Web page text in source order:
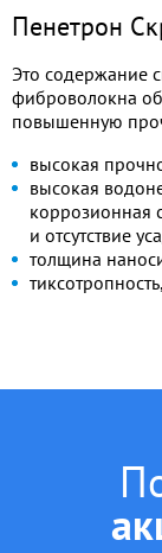
Пенетрон
Это содержание
фиброволокна
повышенную
высокая
высокая
коррозионная
и отсутствие
толщина